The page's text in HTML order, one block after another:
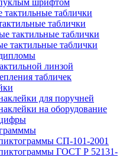
шрифтом
таблички
таблички
тактильные таблички
тактильные таблички
линзой
табличек
для поручней
на оборудование
СП-101-2001
ГОСТ Р 52131-